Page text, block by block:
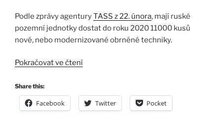
Podle zprávy agenturyTASS z 22. února, mají ruské
pozemní jednotky dostat do roku 2020 11000 kusů
nové, nebo modernizované obrněné techniky.
Pokračovat ve čtení„11000
ruskou
armádu“
Share this:
Facebook Twitter Pocket